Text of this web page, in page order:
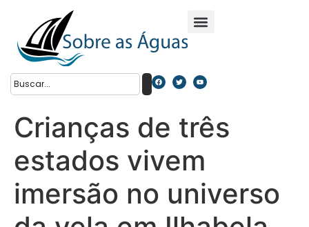
Crianças de três
estados vivem
imersão no universo